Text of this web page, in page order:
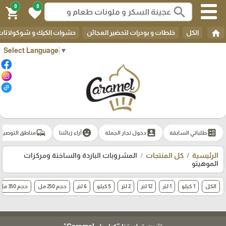
Select Language ▼
search
0
favorite
0
shopping_cart
home الكل خلطات و بودرات لتحضير العجائن حشوات الكيك و
ballotطلباتي السابقة account_box دخول تجار الجملة emoji_emotionsآراء زبائننا commuteمناطق
الرئيسية كل المنتجات
المشروبات الباردة والساخنة ومركزات
الموهيتو
الكل 1 كيلو 1 لتر 12 لتر 2 لتر 5 كيلو 6 لتر حجم 250 مل حجم 350 مل